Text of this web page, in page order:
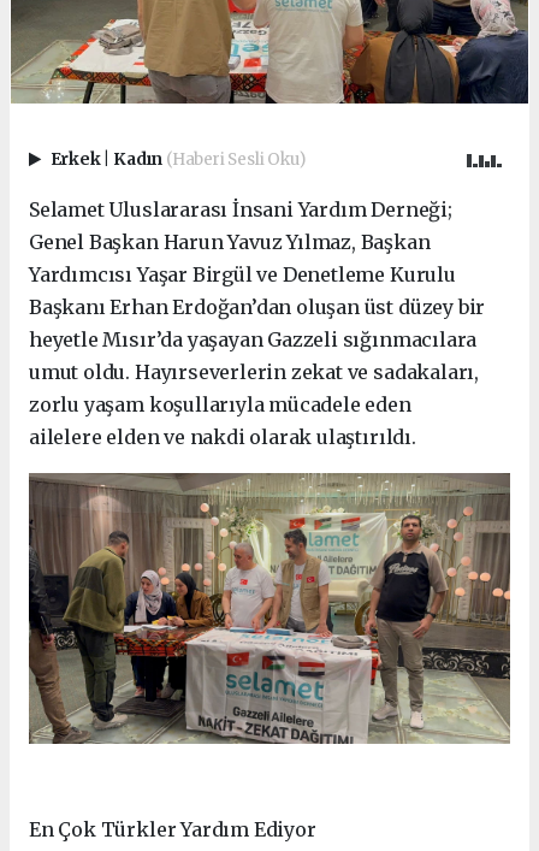
Erkek Kadın (Haberi Sesli Oku)
Selamet Uluslararası İnsani Yardım Derneği;
Genel Başkan Harun Yavuz Yılmaz, Başkan
Yardımcısı Yaşar Birgül ve Denetleme Kurulu
Başkanı Erhan Erdoğan’dan oluşan üst düzey bir
heyetle Mısır’da yaşayan Gazzeli sığınmacılara
umut oldu. Hayırseverlerin zekat ve sadakaları,
zorlu yaşam koşullarıyla mücadele eden
ailelere elden ve nakdi olarak ulaştırıldı.
En Çok Türkler Yardım Ediyor